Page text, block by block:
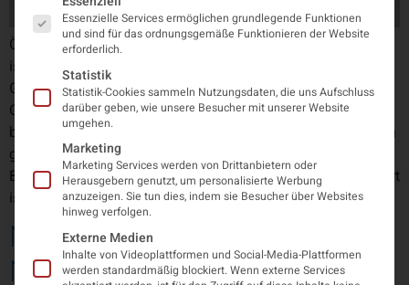
ÖGN Pod Cast „ No health without brain health“ Das Gehirn
ist zentral für unsere physische, mentale und soziale
Gesundheit und um unsere Potentiale als Individuen und
Gesell¬schaft zu realisieren. Viel zu wenig ist aber
beachtet, dass die Gesellschaft mit zunehmend sehr hohen
gesundheitlichen, wirtschaftlichen und psychosozialen
Belastungen durch neurologische Erkrankungen konfrontiert
ist. Um diese […]
Nachruf der Univ.-Klinik für
Neurologie Innsbruck auf
Essenzielle Services ermöglichen grundlegende Funktionen
und sind für das ordnungsgemäße Funktionieren der Website
erforderlich.
Statistik
Statistik-Cookies sammeln Nutzungsdaten, die uns Aufschluss
darüber geben, wie unsere Besucher mit unserer Website
umgehen.
Marketing
Marketing Services werden von Drittanbietern oder
Herausgebern genutzt, um personalisierte Werbung
anzuzeigen. Sie tun dies, indem sie Besucher über Websites
hinweg verfolgen.
Externe Medien
Inhalte von Videoplattformen und Social-Media-Plattformen
werden standardmäßig blockiert. Wenn externe Services